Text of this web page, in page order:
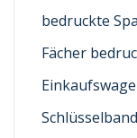
bedruckte
Fächer